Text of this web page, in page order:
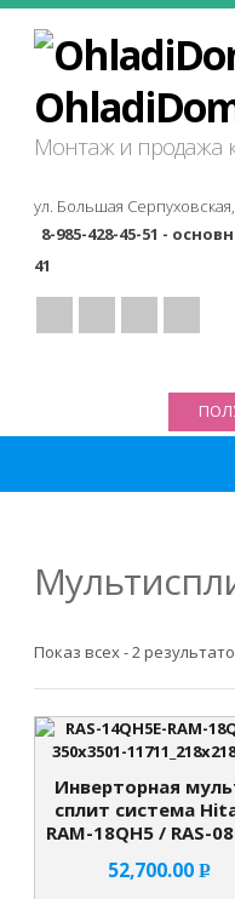
Монтаж и продажа
ул. Большая
8-985-428-45-51 -
41
Показ всех - 2
Инверторная
сплит система
RAM-18QH5 / RAS-
52,700.00Р